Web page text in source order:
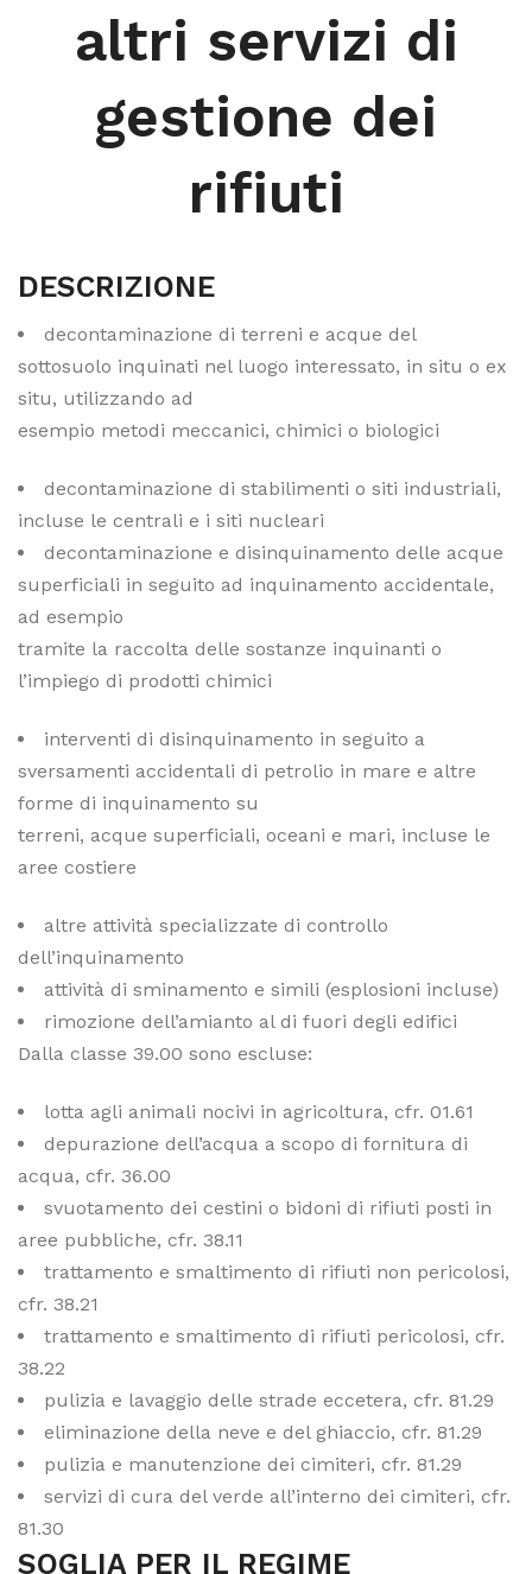
altri servizi di
gestione dei
rifiuti
DESCRIZIONE
decontaminazione di terreni e acque del
sottosuolo inquinati nel luogo interessato, in situ o ex
situ, utilizzando ad
esempio metodi meccanici, chimici o biologici
decontaminazione di stabilimenti o siti industriali,
incluse le centrali e i siti nucleari
decontaminazione e disinquinamento delle acque
superficiali in seguito ad inquinamento accidentale,
ad esempio
tramite la raccolta delle sostanze inquinanti o
l’impiego di prodotti chimici
interventi di disinquinamento in seguito a
sversamenti accidentali di petrolio in mare e altre
forme di inquinamento su
terreni, acque superficiali, oceani e mari, incluse le
aree costiere
altre attività specializzate di controllo
dell’inquinamento
attività di sminamento e simili (esplosioni incluse)
rimozione dell’amianto al di fuori degli edifici
Dalla classe 39.00 sono escluse:
lotta agli animali nocivi in agricoltura, cfr. 01.61
depurazione dell’acqua a scopo di fornitura di
acqua, cfr. 36.00
svuotamento dei cestini o bidoni di rifiuti posti in
aree pubbliche, cfr. 38.11
trattamento e smaltimento di rifiuti non pericolosi,
cfr. 38.21
trattamento e smaltimento di rifiuti pericolosi, cfr.
38.22
pulizia e lavaggio delle strade eccetera, cfr. 81.29
eliminazione della neve e del ghiaccio, cfr. 81.29
pulizia e manutenzione dei cimiteri, cfr. 81.29
servizi di cura del verde all’interno dei cimiteri, cfr.
81.30
SOGLIA PER IL REGIME